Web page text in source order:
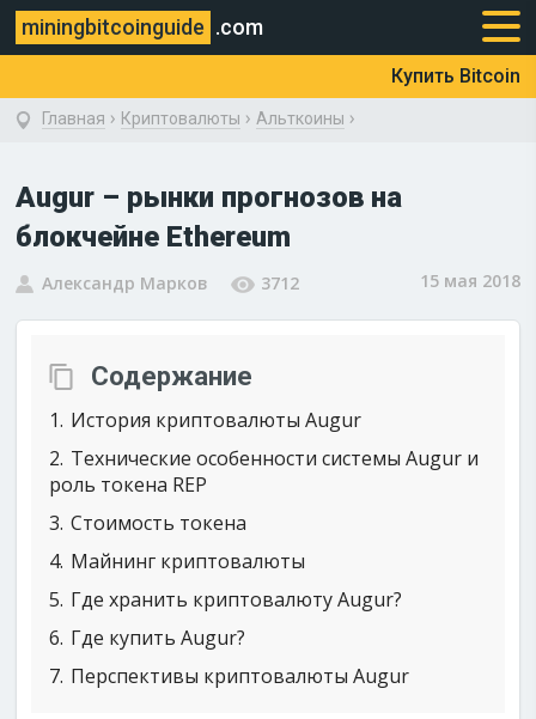
miningbitcoinguide .com
Купить Bitcoin
Главная › Криптовалюты ›Альткоины ›
Augur – рынки прогнозов на
блокчейне Ethereum
Александр Марков 3712 15 мая 2018
Содержание
1 История криптовалюты Augur
2 Технические особенности системы Augur и
роль токена REP
3 Стоимость токена
4 Майнинг криптовалюты
5 Где хранить криптовалюту Augur?
6 Где купить Augur?
7 Перспективы криптовалюты Augur